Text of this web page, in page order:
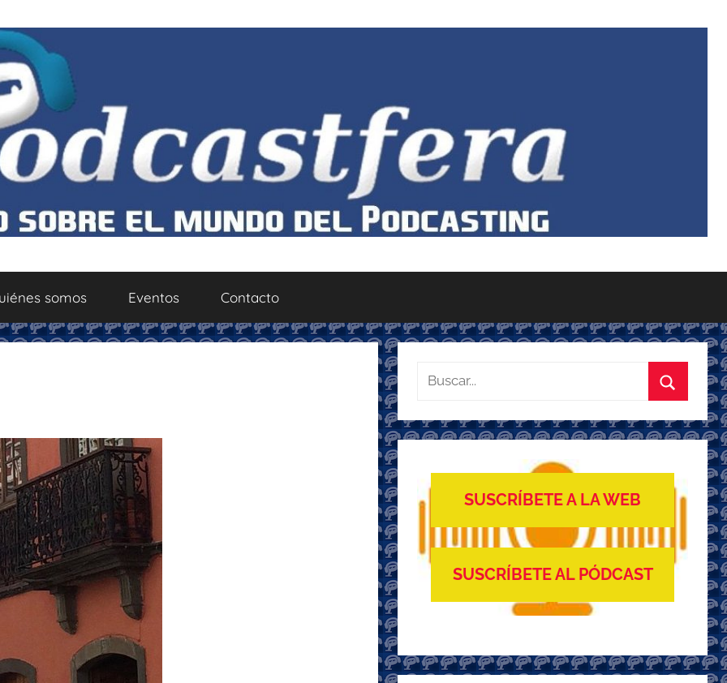
somos Eventos Contacto
Buscar:
Buscar
SUSCRÍBETE A LA WEB
SUSCRÍBETE AL PÓDCAST